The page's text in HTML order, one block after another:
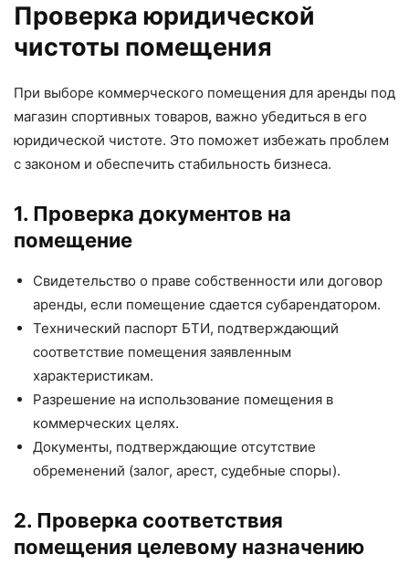
Проверка юридической
чистоты помещения
При выборе коммерческого помещения для аренды под
магазин спортивных товаров, важно убедиться в его
юридической чистоте. Это поможет избежать проблем
с законом и обеспечить стабильность бизнеса.
1. Проверка документов на
помещение
Свидетельство о праве собственности или договор
аренды, если помещение сдается субарендатором.
Технический паспорт БТИ, подтверждающий
соответствие помещения заявленным
характеристикам.
Разрешение на использование помещения в
коммерческих целях.
Документы, подтверждающие отсутствие
обременений (залог, арест, судебные споры).
2. Проверка соответствия
помещения целевому назначению